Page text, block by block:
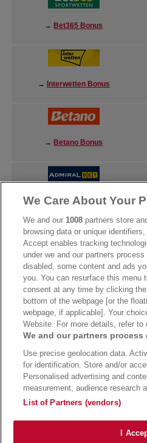
→ Bet365 Bonus
→ Interwetten Bonus
→ Betano Bonus
→AdmiralBet Bonus
→Bwin Bonus
Alle Anbieter auf dieser Webseite sind
Bundesligatrend
We Care About Your
We and our1008 partners store
browsing data or unique
Accept enables tracking
under we and our partners
disabled, some content and ads
you. You can resurface this menu
consent at any time by clicking
bottom of the webpage [or the
webpage, if applicable]. Your
Website. For more details, refer to
We and our partners
Use precise geolocation data.
for identification. Store and/or
Personalised advertising and
measurement, audience research
List of Partners (vendors)
I